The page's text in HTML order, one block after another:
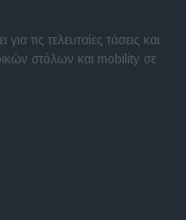
τις τελευταίες τάσεις και
στόλων και mobility σε